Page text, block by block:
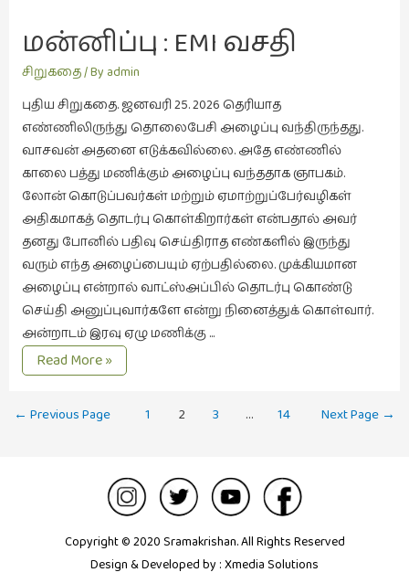
விளையாட்டு
ஷேக்ஸ்பியரின்
உலகம்
மன்னிப்பு : EMI வசதி
உண்டு
சிறுகதை/ By admin
புதிய சிறுகதை. ஜனவரி 25. 2026 தெரியாத
எண்ணிலிருந்து தொலைபேசி அழைப்பு வந்திருந்தது.
வாசவன் அதனை எடுக்கவில்லை. அதே எண்ணில்
காலை பத்து மணிக்கும் அழைப்பு வந்ததாக ஞாபகம்.
லோன் கொடுப்பவர்கள் மற்றும் ஏமாற்றுப்பேர்வழிகள்
அதிகமாகத் தொடர்பு கொள்கிறார்கள் என்பதால் அவர்
தனது போனில் பதிவு செய்திராத எண்களில் இருந்து
வரும் எந்த அழைப்பையும் ஏற்பதில்லை. முக்கியமான
அழைப்பு என்றால் வாட்ஸ்அப்பில் தொடர்பு கொண்டு
செய்தி அனுப்புவார்களே என்று நினைத்துக் கொள்வார்.
அன்றாடம் இரவு ஏழு மணிக்கு …
மன்னிப்பு
:
வசதி
Read More »
Posts
← Previous Page 1 2 3 … 14 Next Page →
Copyright © 2020 Sramakrishan. All Rights Reserved
Design & Developed by :Xmedia Solutions